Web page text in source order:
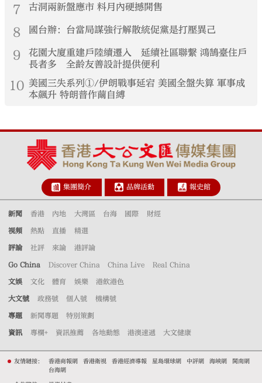
7 古洞兩新盤應市 料月內硬撼開售
8 國台辦：台當局謀強行解散統促黨是打壓異己
9
花園大廈重建戶陸續遷入 延續社區聯繫 鴻鵠臺住戶
長者多 全齡友善設計提供便利
10 美國三失系列①/伊朗戰事延宕 美國全盤失算 軍事成
本飆升 特朗普作繭自縛
集團簡介 品牌活動 報史館
新聞 香港 內地 大灣區 台海 國際 財經
視頻 熱點 直播 精選
評論 社評 來論 港評論
Go China Discover China China Live Real China
文娛 文化 體育 娛樂 港飲港色
大文號 政務號 個人號 機構號
專題 新聞專題 特別策劃
資訊 專欄+ 資訊推薦 各地動態 港澳速遞 大文健康
友情鏈接： 香港商報網 香港衛視 香港經濟導報 星島環球網 中評網 海峽網
閩南網
台海網